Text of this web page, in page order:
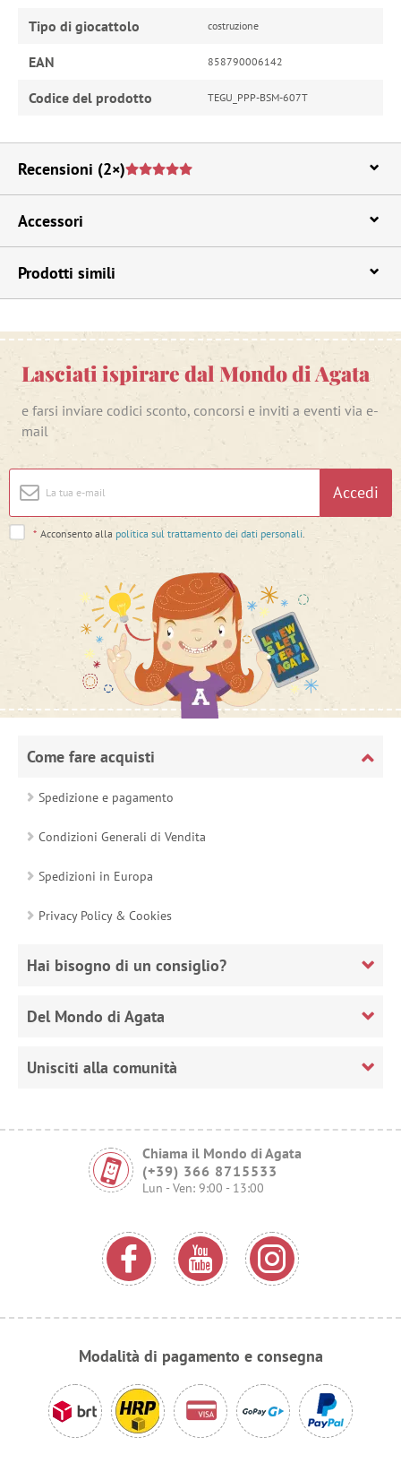
Tipo di giocattolo costruzione
EAN 858790006142
Codice del prodotto TEGU_PPP-BSM-607T
Recensioni (2×)
Accessori
Prodotti simili
Lasciati ispirare dal Mondo di Agata
e farsi inviare codici sconto, concorsi e inviti a eventi via e-
mail
Accedi
* Acconsento alla politica sul trattamento dei dati personali
Come fare acquisti
Spedizione e pagamento
Condizioni Generali di Vendita
Spedizioni in Europa
Privacy Policy & Cookies
Hai bisogno di un consiglio?
Del Mondo di Agata
Unisciti alla comunità
Chiama il Mondo di Agata
(+39) 366 8715533
Lun - Ven: 9:00 - 13:00
Modalità di pagamento e consegna